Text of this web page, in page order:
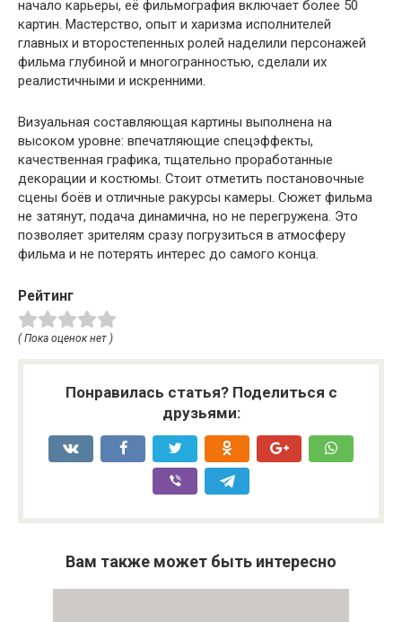
начало карьеры, её фильмография включает более 50
картин. Мастерство, опыт и харизма исполнителей
главных и второстепенных ролей наделили персонажей
фильма глубиной и многогранностью, сделали их
реалистичными и искренними.
Визуальная составляющая картины выполнена на
высоком уровне: впечатляющие спецэффекты,
качественная графика, тщательно проработанные
декорации и костюмы. Стоит отметить постановочные
сцены боёв и отличные ракурсы камеры. Сюжет фильма
не затянут, подача динамична, но не перегружена. Это
позволяет зрителям сразу погрузиться в атмосферу
фильма и не потерять интерес до самого конца.
Рейтинг
( Пока оценок нет )
Понравилась статья? Поделиться с
друзьями:
Вам также может быть интересно